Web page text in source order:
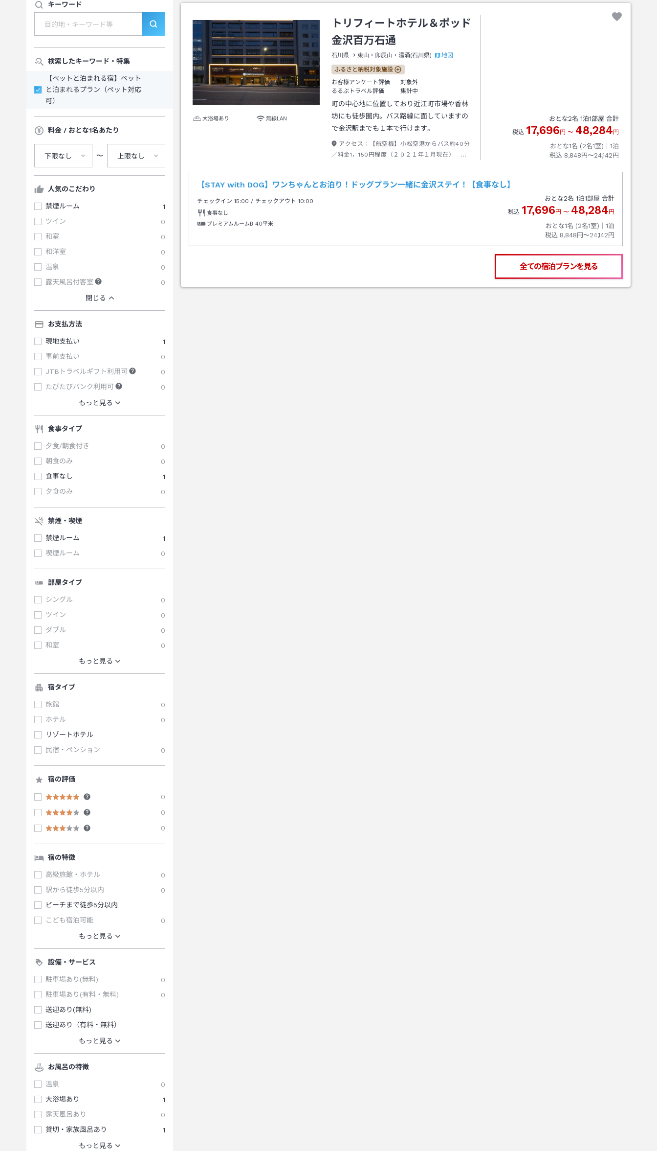
キーワード
検索したキーワード・特集
【ペットと泊まれる宿】ペット
と泊まれるプラン（ペット対応
可）
料金 / おとな1名あたり
下限なし 〜 上限なし
人気のこだわり
禁煙ルーム
1
ツイン
0
和室
0
和洋室
0
温泉
0
露天風呂付客室
0
閉じる
お支払方法
現地支払い
1
事前支払い
0
JTBトラベルギフト利用可
0
たびたびバンク利用可
0
もっと見る
食事タイプ
夕食/朝食付き
0
朝食のみ
0
食事なし
1
夕食のみ
0
禁煙・喫煙
禁煙ルーム
1
喫煙ルーム
0
部屋タイプ
シングル
0
ツイン
0
ダブル
0
和室
0
もっと見る
宿タイプ
旅館
0
ホテル
0
リゾートホテル
民宿・ペンション
0
宿の評価
0
0
0
宿の特徴
高級旅館・ホテル
0
駅から徒歩5分以内
0
ビーチまで徒歩5分以内
こども宿泊可能
0
もっと見る
設備・サービス
駐車場あり(無料)
0
駐車場あり(有料・無料)
0
送迎あり(無料)
送迎あり（有料・無料）
もっと見る
お風呂の特徴
温泉
0
大浴場あり
1
露天風呂あり
0
貸切・家族風呂あり
1
もっと見る
大浴場あり 無線LAN
トリフィートホテル＆ポッド
金沢百万石通
石川県 東山・卯辰山・湯涌(石川県) 地図
ふるさと納税対象施設
お客様アンケート評価
対象外
るるぶトラベル評価
集計中
町の中心地に位置しており近江町市場や香林
坊にも徒歩圏内。バス路線に面していますの
で金沢駅までも１本で行けます。
アクセス：
【航空機】小松空港からバス約40分
／料金1，150円程度（２０２１年１月現在）
国道８号線利用 尾山神社目の前
おとな2名 1泊1部屋 合計
税込 17,696 円 〜 48,284 円
おとな1名 (2名1室)｜ 1泊
税込 8,848円〜24,142円
【STAY with DOG】ワンちゃんとお泊り！ドッグプラン一緒に金沢ステイ！【食事なし】
チェックイン15:00 / チェックアウト 10:00
食事なし
プレミアムルームB 40平米
おとな2名 1泊1部屋 合計
税込 17,696 円 〜 48,284 円
おとな1名 (2名1室)｜ 1泊
税込 8,848円〜24,142円
全ての宿泊プランを見る